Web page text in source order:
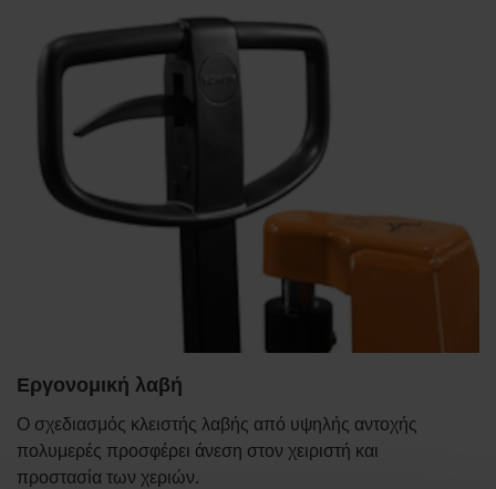
Εργονομική λαβή
Ο σχεδιασμός κλειστής λαβής από υψηλής αντοχής
πολυμερές προσφέρει άνεση στον χειριστή και
προστασία των χεριών.